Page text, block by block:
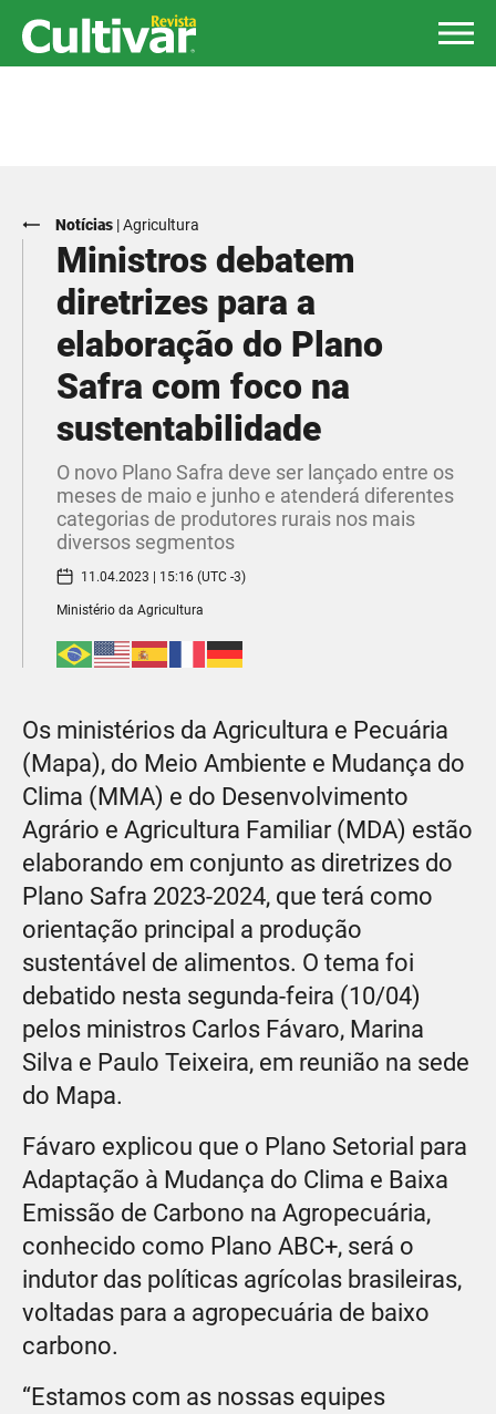
Notícias |Agricultura
Ministros debatem
diretrizes para a
elaboração do Plano
Safra com foco na
sustentabilidade
O novo Plano Safra deve ser lançado entre os
meses de maio e junho e atenderá diferentes
categorias de produtores rurais nos mais
diversos segmentos
11.04.2023 | 15:16 (UTC -3)
Ministério da Agricultura
Os ministérios da Agricultura e Pecuária
(Mapa), do Meio Ambiente e Mudança do
Clima (MMA) e do Desenvolvimento
Agrário e Agricultura Familiar (MDA) estão
elaborando em conjunto as diretrizes do
Plano Safra 2023-2024, que terá como
orientação principal a produção
sustentável de alimentos. O tema foi
debatido nesta segunda-feira (10/04)
pelos ministros Carlos Fávaro, Marina
Silva e Paulo Teixeira, em reunião na sede
do Mapa.
Fávaro explicou que o Plano Setorial para
Adaptação à Mudança do Clima e Baixa
Emissão de Carbono na Agropecuária,
conhecido como Plano ABC+, será o
indutor das políticas agrícolas brasileiras,
voltadas para a agropecuária de baixo
carbono.
“Estamos com as nossas equipes